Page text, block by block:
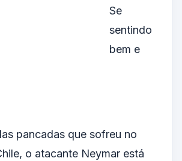
Se
sentindo
bem e
pancadas que sofreu no
o atacante Neymar está